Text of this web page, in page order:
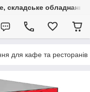
складське обладнання
для кафе та ресторанів